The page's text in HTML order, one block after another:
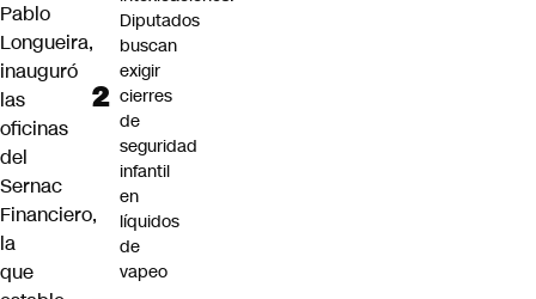
Pablo
Longueira,
inauguró
las
oficinas
del
Sernac
Financiero,
la
que
Diputados
buscan
exigir
cierres
de
seguridad
infantil
en
líquidos
de
vapeo